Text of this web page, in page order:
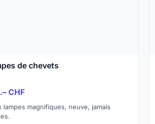
de chevets
CHF
lampes magnifiques, neuve, jamais